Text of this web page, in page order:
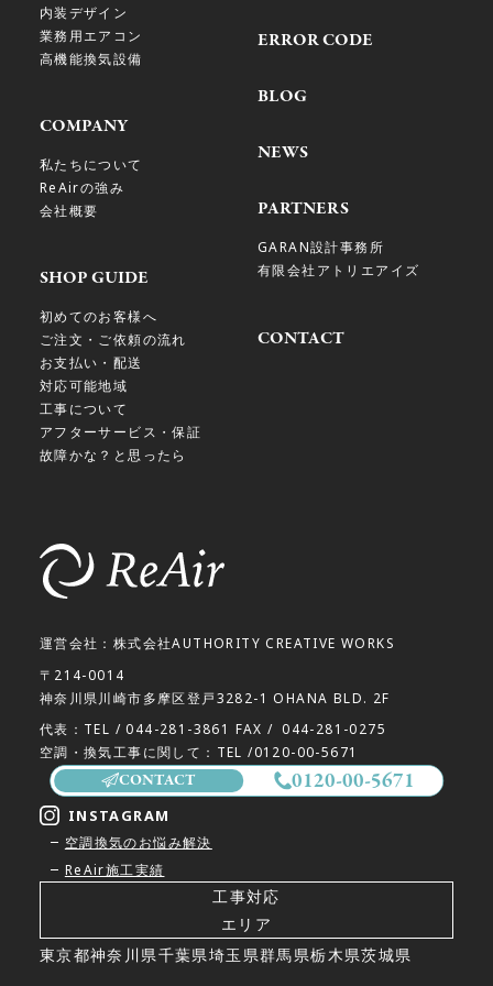
CONTACT 0120-00-5671
内装デザイン
業務用エアコン
高機能換気設備
COMPANY
私たちについて
ReAirの強み
会社概要
SHOP GUIDE
初めてのお客様へ
ご注文・ご依頼の流れ
お支払い・配送
対応可能地域
工事について
アフターサービス・保証
故障かな？と思ったら
ERROR CODE
BLOG
NEWS
PARTNERS
GARAN設計事務所
有限会社アトリエアイズ
CONTACT
運営会社：株式会社AUTHORITY CREATIVE WORKS
〒214-0014
神奈川県川崎市多摩区登戸3282-1 OHANA BLD. 2F
代表：TEL / 044-281-3861 FAX / 044-281-0275
空調・換気工事に関して：TEL /0120-00-5671
INSTAGRAM
空調換気のお悩み解決
ReAir施工実績
工事対応
エリア
東京都神奈川県千葉県埼玉県群馬県栃木県茨城県